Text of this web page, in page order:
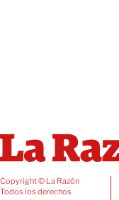
Copyright © La Razón
Todos los derechos